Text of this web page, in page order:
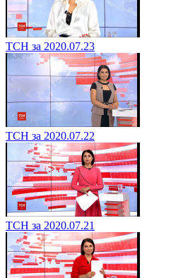
ТСН за 2020.07.23
ТСН за 2020.07.22
ТСН за 2020.07.21